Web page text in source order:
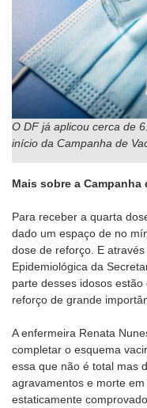
O DF já aplicou cerca de
início da Campanha de
Mais sobre a Campanha
Para receber a quarta
dado um espaço de no
dose de reforço. E
Epidemiológica da
parte desses idosos
reforço de grande
A enfermeira Renata
completar o esquema
essa que não é total mas
agravamentos e morte
estaticamente